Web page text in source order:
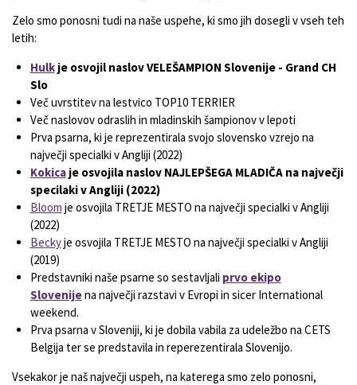
Zelo smo ponosni tudi na naše uspehe, ki smo jih dosegli v vseh teh
letih:
Hulk je osvojil naslov VELEŠAMPION Slovenije - Grand CH
Slo
Več uvrstitev na lestvico TOP10 TERRIER
Več naslovov odraslih in mladinskih šampionov v lepoti
Prva psarna, ki je reprezentirala svojo slovensko vzrejo na
največji specialki v Angliji (2022)
Kokica je osvojila naslov NAJLEPŠEGA MLADIČA na največji
specilaki v Angliji (2022)
Bloom je osvojila TRETJE MESTO na največji specialki v Angliji
(2022)
Beckyje osvojila TRETJE MESTO na največji specialki v Angliji
(2019)
Predstavniki naše psarne so sestavljali prvo ekipo
Slovenijena največji razstavi v Evropi in sicer International
weekend.
Prva psarna v Sloveniji, ki je dobila vabila za udeležbo na CETS
Belgija ter se predstavila in reperezentirala Slovenijo.
Vsekakor je naš največji uspeh, na katerega smo zelo ponosni,